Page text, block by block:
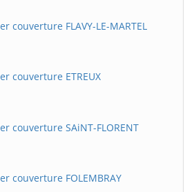
couverture FLAVY-LE-MARTEL
couverture ETREUX
couverture SAiNT-FLORENT
couverture FOLEMBRAY